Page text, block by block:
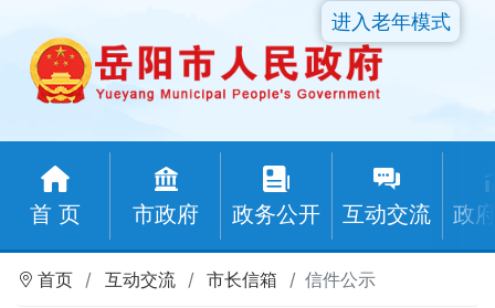
首 页 市政府 政务公开 互动交流 政
进入老年模式
首页 互动交流 市长信箱 信件公示